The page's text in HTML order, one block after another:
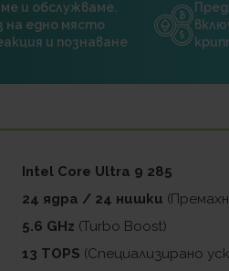
и обслужваме.
на едно място
и познаване
Intel Core Ultra 9 285
24 ядра / 24 нишки
5.6 GHz (Turbo Boost)
13 TOPS (Специализирано